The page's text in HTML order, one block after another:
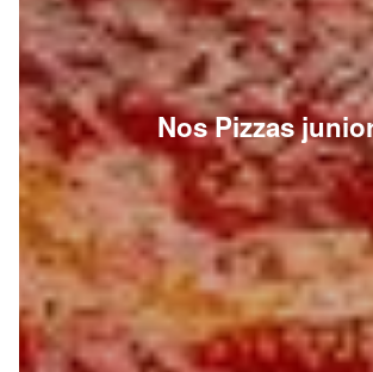
Nos Pizzas